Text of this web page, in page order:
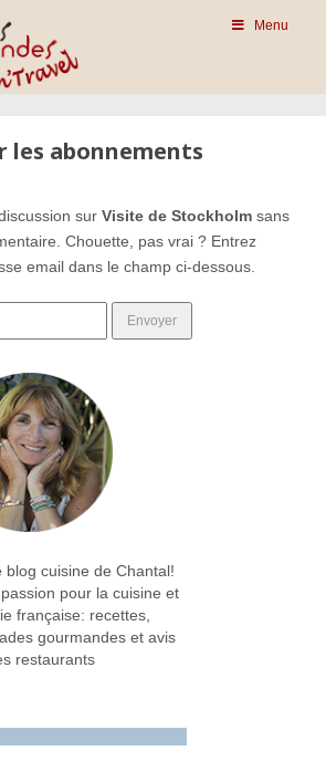
Menu
les abonnements
sur Visite de Stockholmsans
Chouette, pas vrai ? Entrez
email dans le champ ci-dessous.
blog cuisine de Chantal!
pour la cuisine et
française: recettes,
gourmandes et avis
restaurants